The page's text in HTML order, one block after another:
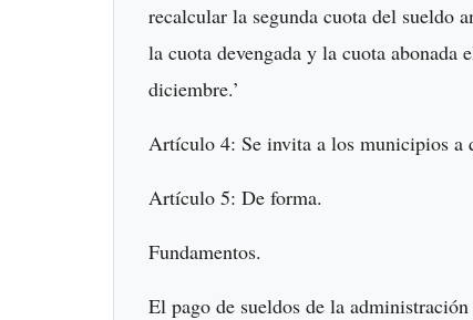
recalcular la segunda cuota del sueldo
la cuota devengada y la cuota
diciembre.’
Artículo 4: Se invita a los municipios a
Artículo 5: De forma.
Fundamentos.
El pago de sueldos de la